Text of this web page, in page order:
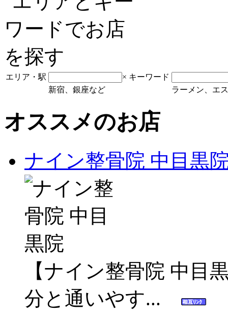
エリア・駅 × キーワード
新宿、銀座など
ラーメン、エ
オススメのお店
ナイン整骨院 中目黒
【ナイン整骨院 中目
分と通いやす...